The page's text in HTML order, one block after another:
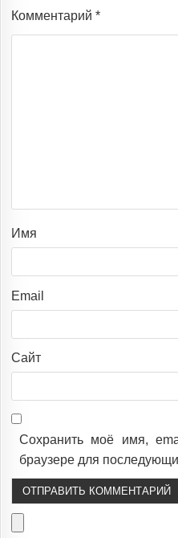
Комментарий *
Имя
Email
Сайт
Сохранить моё имя,
браузере для